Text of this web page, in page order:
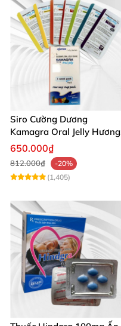
Siro Cường Dương
Kamagra Oral Jelly Hương
Trái Cây Một Hộp 7 Gói
650.000₫
812.000₫
-20%
(1,405)